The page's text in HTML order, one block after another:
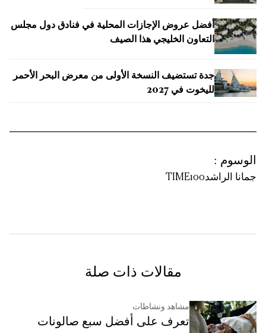
أفضل عروض الإجازات المحلية في فنادق دول مجلس
التعاون الخليجي هذا الصيف
جدة تستضيف النسخة الأولى من معرض البحر الأحمر
لليخوت في 2027
الوسوم :
جمانا الراشدTIME100
مقالات ذات صلة
مشاهد ونشاطات
تعرف على أفضل سبع صالونات